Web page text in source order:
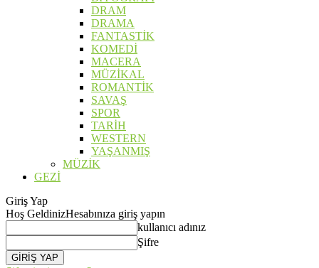
DRAM
DRAMA
FANTASTİK
KOMEDİ
MACERA
MÜZİKAL
ROMANTİK
SAVAŞ
SPOR
TARİH
WESTERN
YAŞANMIŞ
MÜZİK
GEZİ
Giriş Yap
Hoş GeldinizHesabınıza giriş yapın
kullanıcı adınız
Şifre